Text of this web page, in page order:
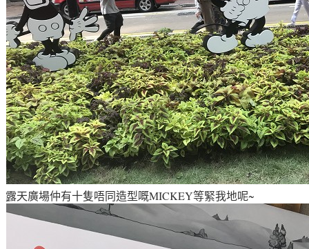
露天廣場仲有十隻唔同造型嘅MICKEY等緊我地呢~